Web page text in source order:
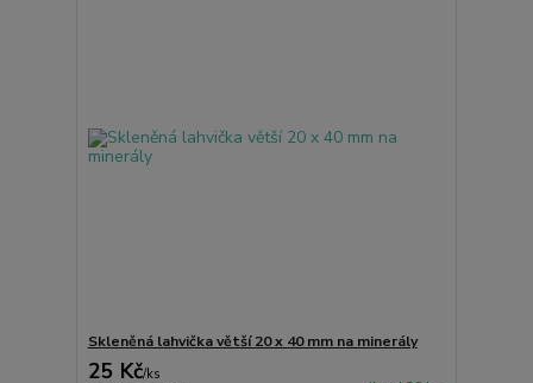
Skleněná lahvička větší 20 x 40 mm na minerály
25 Kč/ks